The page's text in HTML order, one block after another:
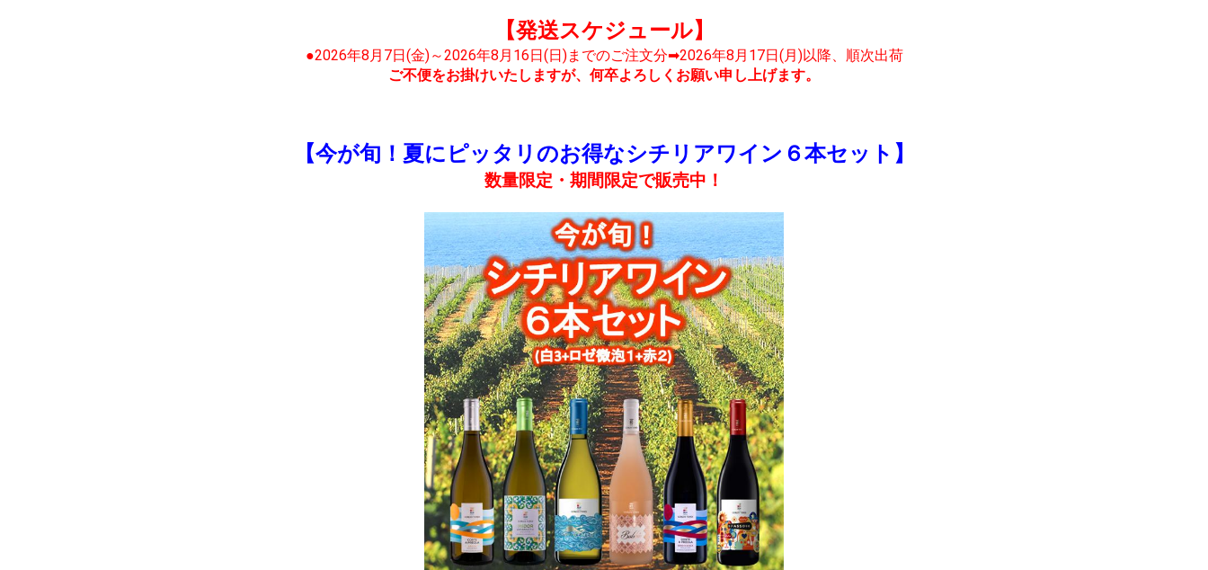
【発送スケジュール】
●2026年8月7日(金)～2026年8月16日(日)までのご注文分➡2026年8月17日(月)以降、順次出荷
ご不便をお掛けいたしますが、何卒よろしくお願い申し上げます。
【今が旬！夏にピッタリのお得なシチリアワイン６本セット】
数量限定・期間限定で販売中！